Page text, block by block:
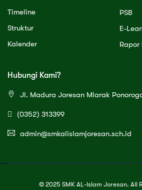
Timeline
Struktur
Kalender
PSB
E-
Hubungi Kami?
Jl. Madura Joresan Mlarak
(0352) 313399
admin@smkalislamjoresan.sch.id
© 2025 SMK AL-Islam Joresan. All